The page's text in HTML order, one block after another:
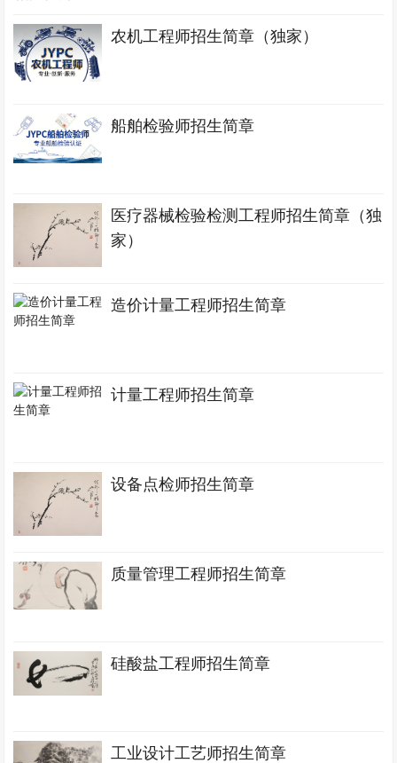
农机工程师招生简章（独家）
船舶检验师招生简章
医疗器械检验检测工程师招生简章（独
家）
造价计量工程师招生简章
计量工程师招生简章
设备点检师招生简章
质量管理工程师招生简章
硅酸盐工程师招生简章
工业设计工艺师招生简章